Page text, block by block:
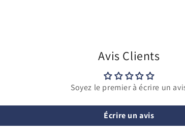
Avis Clients
Soyez le premier à écrire un
Écrire un avis